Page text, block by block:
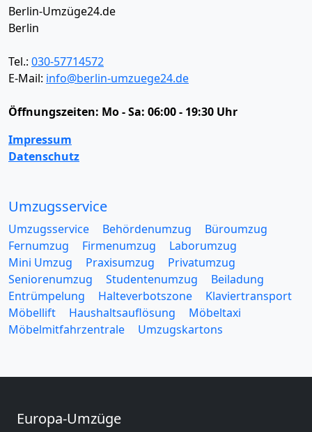
Berlin-Umzüge24.de
Berlin
Tel.: 030-57714572
E-Mail: info@berlin-umzuege24.de
Öffnungszeiten: Mo - Sa: 06:00 - 19:30 Uhr
Impressum
Datenschutz
Umzugsservice
Umzugsservice Behördenumzug
Büroumzug
Fernumzug
Firmenumzug
Laborumzug
Mini Umzug
Praxisumzug
Privatumzug
Seniorenumzug
Studentenumzug
Beiladung
Entrümpelung
Halteverbotszone
Klaviertransport
Möbellift
Haushaltsauflösung
Möbeltaxi
Möbelmitfahrzentrale
Umzugskartons
Europa-Umzüge